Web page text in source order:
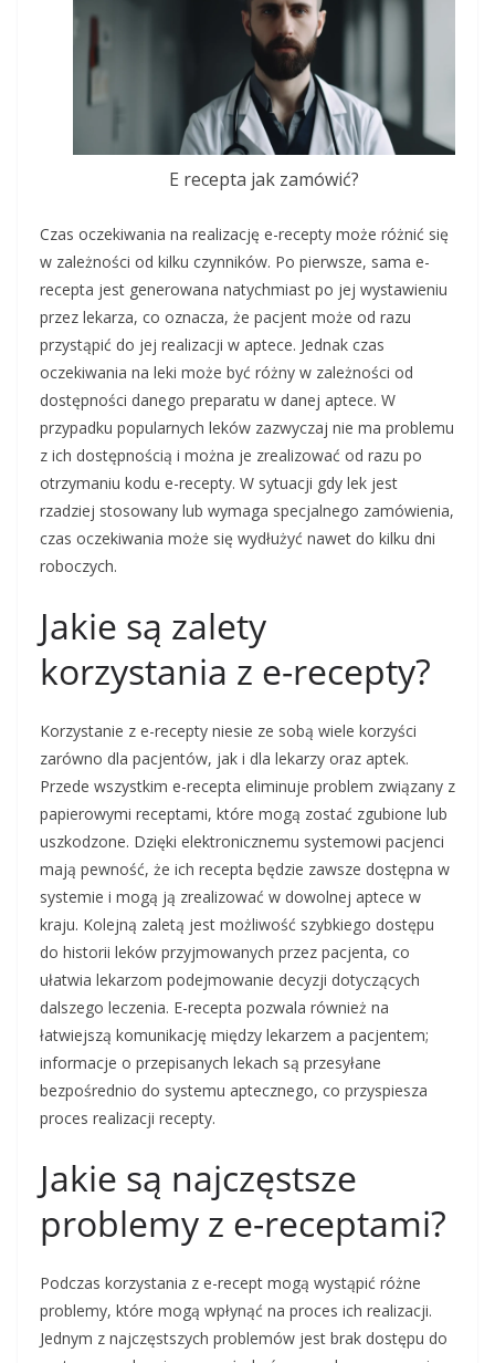
E recepta jak zamówić?
Czas oczekiwania na realizację e-recepty może różnić się
w zależności od kilku czynników. Po pierwsze, sama e-
recepta jest generowana natychmiast po jej wystawieniu
przez lekarza, co oznacza, że pacjent może od razu
przystąpić do jej realizacji w aptece. Jednak czas
oczekiwania na leki może być różny w zależności od
dostępności danego preparatu w danej aptece. W
przypadku popularnych leków zazwyczaj nie ma problemu
z ich dostępnością i można je zrealizować od razu po
otrzymaniu kodu e-recepty. W sytuacji gdy lek jest
rzadziej stosowany lub wymaga specjalnego zamówienia,
czas oczekiwania może się wydłużyć nawet do kilku dni
roboczych.
Jakie są zalety
korzystania z e-recepty?
Korzystanie z e-recepty niesie ze sobą wiele korzyści
zarówno dla pacjentów, jak i dla lekarzy oraz aptek.
Przede wszystkim e-recepta eliminuje problem związany z
papierowymi receptami, które mogą zostać zgubione lub
uszkodzone. Dzięki elektronicznemu systemowi pacjenci
mają pewność, że ich recepta będzie zawsze dostępna w
systemie i mogą ją zrealizować w dowolnej aptece w
kraju. Kolejną zaletą jest możliwość szybkiego dostępu
do historii leków przyjmowanych przez pacjenta, co
ułatwia lekarzom podejmowanie decyzji dotyczących
dalszego leczenia. E-recepta pozwala również na
łatwiejszą komunikację między lekarzem a pacjentem;
informacje o przepisanych lekach są przesyłane
bezpośrednio do systemu aptecznego, co przyspiesza
proces realizacji recepty.
Jakie są najczęstsze
problemy z e-receptami?
Podczas korzystania z e-recept mogą wystąpić różne
problemy, które mogą wpłynąć na proces ich realizacji.
Jednym z najczęstszych problemów jest brak dostępu do